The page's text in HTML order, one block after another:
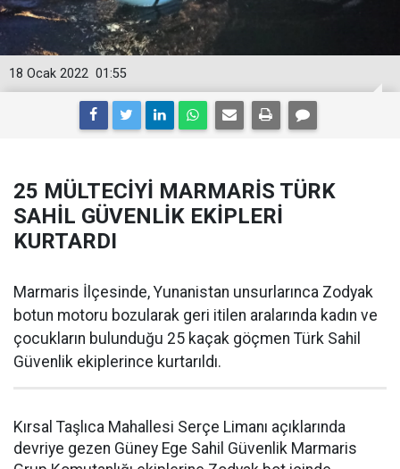
01:55
18 Ocak 2022
25 MÜLTECİYİ MARMARİS TÜRK
SAHİL GÜVENLİK EKİPLERİ
KURTARDI
Marmaris İlçesinde, Yunanistan unsurlarınca Zodyak
botun motoru bozularak geri itilen aralarında kadın ve
çocukların bulunduğu 25 kaçak göçmen Türk Sahil
Güvenlik ekiplerince kurtarıldı.
Kırsal Taşlıca Mahallesi Serçe Limanı açıklarında
devriye gezen Güney Ege Sahil Güvenlik Marmaris